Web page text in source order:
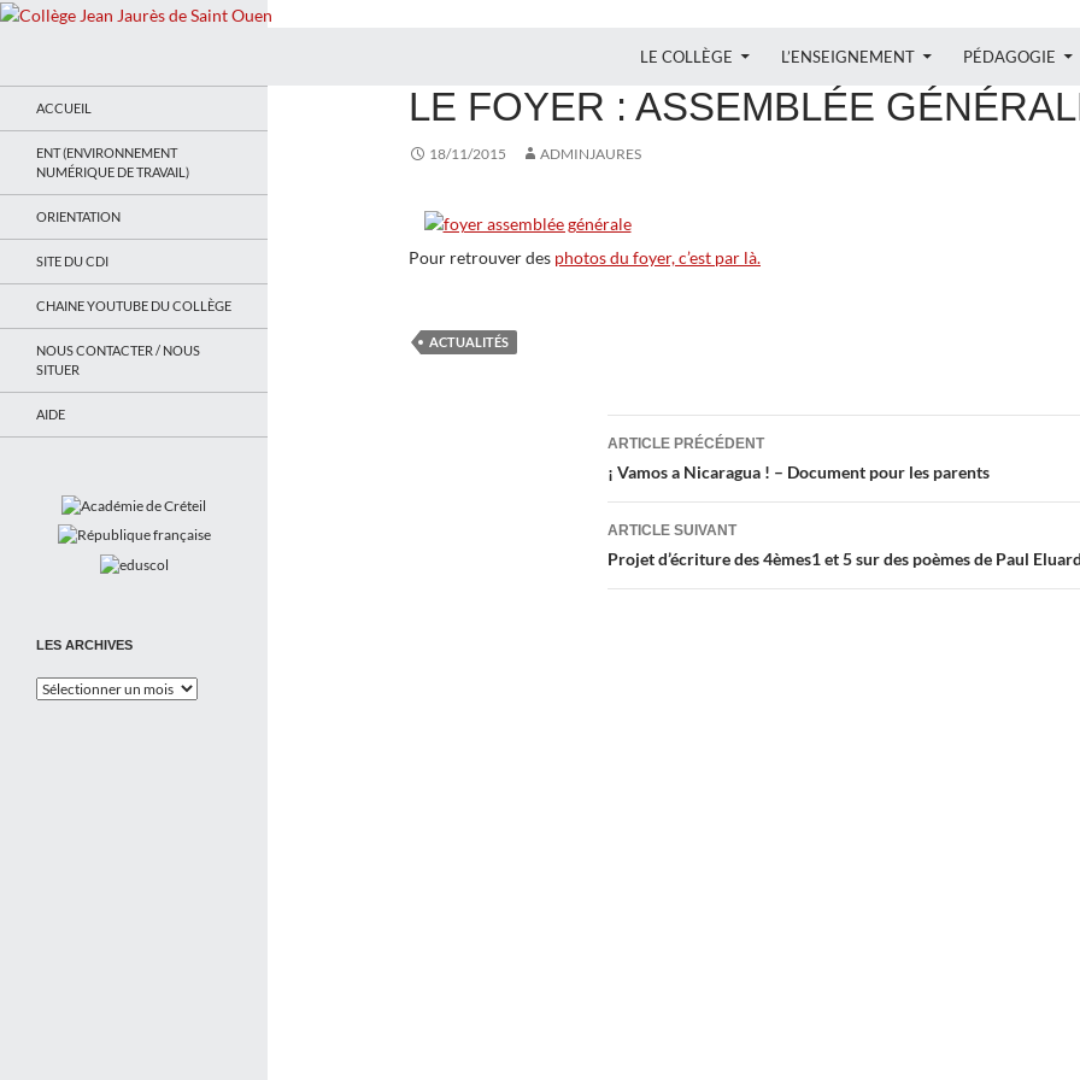
LE COLLÈGE L’ENSEIGNEMENT PÉDAGOGIE
LE FOYER : ASSEMBLÉE
18/11/2015 ADMINJAURES
Pour retrouver des photos du foyer, c’est par là.
ACTUALITÉS
Navigation
des
articles
ARTICLE PRÉCÉDENT
¡ Vamos a Nicaragua ! – Document pour les parents
ARTICLE SUIVANT
Projet d’écriture des 4èmes1 et 5 sur des poèmes de Paul
ACCUEIL
ENT (ENVIRONNEMENT
NUMÉRIQUE DE TRAVAIL)
ORIENTATION
SITE DU CDI
CHAINE YOUTUBE DU COLLÈGE
NOUS CONTACTER / NOUS
SITUER
AIDE
LES ARCHIVES
Les